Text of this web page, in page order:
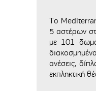
Το
5 αστέρων
με 101
ανέσεις,
εκπληκτική